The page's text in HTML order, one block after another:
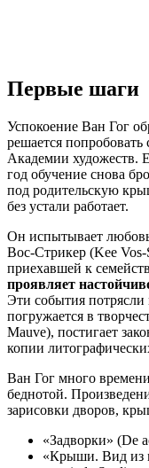
Первые шаги
Успокоение Ван Гог
решается попробовать
Академии художеств.
год обучение снова
под родительскую
без устали работает.
Он испытывает
Вос-Стрикер (Kee
приехавшей к
проявляет
Эти события потрясли
погружается в
Mauve), постигает
копии
Ван Гог много
беднотой.
зарисовки дворов,
«Задворки» (De
«Крыши. Вид из